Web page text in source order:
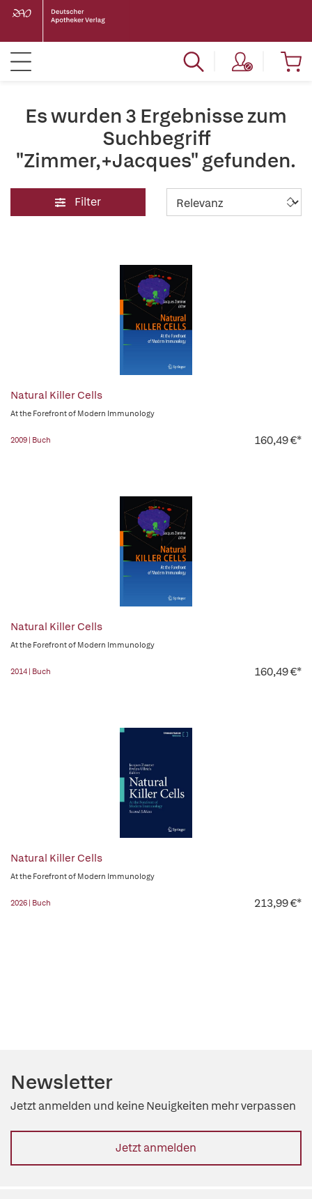
Es wurden 3 Ergebnisse zum
Suchbegriff
"Zimmer,+Jacques" gefunden.
Filter
Natural Killer Cells
At the Forefront of Modern Immunology
2009 | Buch 160,49 €*
Natural Killer Cells
At the Forefront of Modern Immunology
2014 | Buch 160,49 €*
Natural Killer Cells
At the Forefront of Modern Immunology
2026 | Buch 213,99 €*
Newsletter
Jetzt anmelden und keine Neuigkeiten mehr verpassen
Jetzt anmelden